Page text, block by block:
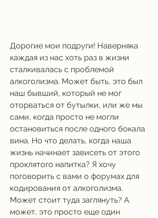
Дорогие мои подруги! Наверняка
каждая из нас хоть раз в жизни
сталкивалась с проблемой
алкоголизма. Может быть, это был
наш бывший, который не мог
оторваться от бутылки, или же мы
сами, когда просто не могли
остановиться после одного бокала
вина. Но что делать, когда наша
жизнь начинает зависеть от этого
проклятого напитка? Я хочу
поговорить с вами о форумах для
кодирования от алкоголизма.
Может стоит туда заглянуть? А
может, это просто еще один